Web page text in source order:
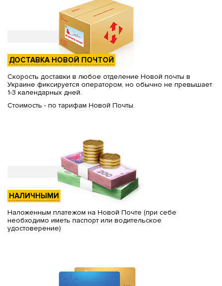
ДОСТАВКА НОВОЙ ПОЧТОЙ
Скорость доставки в любое отделение Новой почты в
Украине фиксируется оператором, но обычно не превышает
1-3 календарных дней.
Стоимость - по тарифам Новой Почты.
НАЛИЧНЫМИ
Наложенным платежом на Новой Почте (при себе
необходимо иметь паспорт или водительское
удостоверение)